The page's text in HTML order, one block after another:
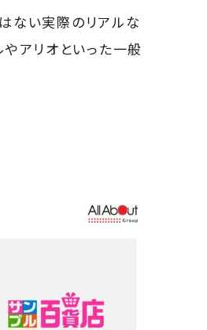
ない実際のリアルな
アリオといった一般